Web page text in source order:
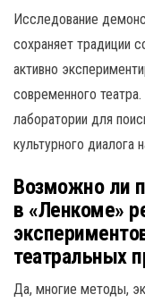
Исследование
сохраняет традиции
активно
современного
лаборатории для
культурного диалога
Возможно ли
в «Ленкоме»
театральных
Да, многие методы,